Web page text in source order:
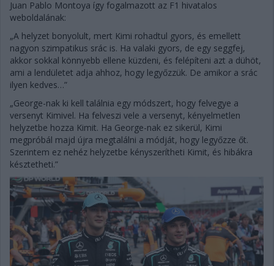
Juan Pablo Montoya így fogalmazott az F1 hivatalos
weboldalának:
„A helyzet bonyolult, mert Kimi rohadtul gyors, és emellett
nagyon szimpatikus srác is. Ha valaki gyors, de egy seggfej,
akkor sokkal könnyebb ellene küzdeni, és felépíteni azt a dühöt,
ami a lendületet adja ahhoz, hogy legyőzzük. De amikor a srác
ilyen kedves…”
„George-nak ki kell találnia egy módszert, hogy felvegye a
versenyt Kimivel. Ha felveszi vele a versenyt, kényelmetlen
helyzetbe hozza Kimit. Ha George-nak ez sikerül, Kimi
megpróbál majd újra megtalálni a módját, hogy legyőzze őt.
Szerintem ez nehéz helyzetbe kényszerítheti Kimit, és hibákra
késztetheti.”